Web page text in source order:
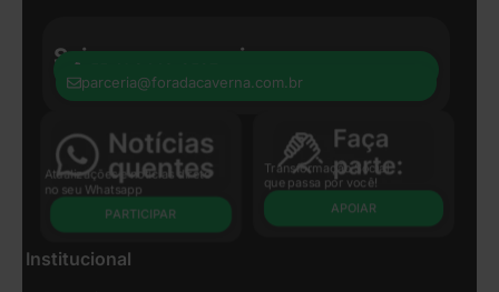
Seja nosso parceiro:
parceria@foradacaverna.com.br
Atualizações e notícias direto
no seu Whatsapp
PARTICIPAR
Transformação Social
que passa por você!
APOIAR
Institucional